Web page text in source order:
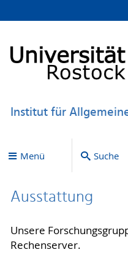
Institut für
Menü Suche
Ausstattung
Unsere
Rechenserver.